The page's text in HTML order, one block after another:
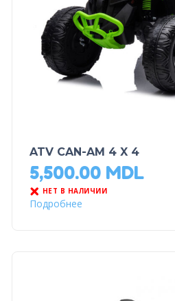
ATV CAN-AM 4 X 4
5,500.00 MDL
НЕТ В НАЛИЧИИ
Подробнее